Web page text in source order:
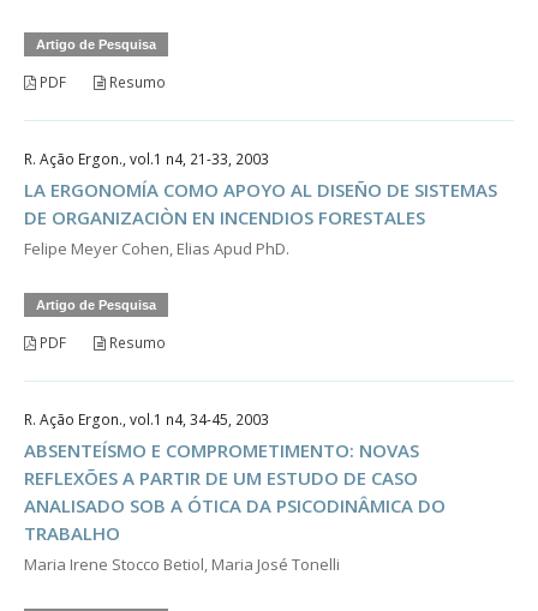
Artigo de Pesquisa
PDF Resumo
R. Ação Ergon., vol.1 n4, 21-33, 2003
LA ERGONOMÍA COMO APOYO AL DISEÑO DE SISTEMAS
DE ORGANIZACIÒN EN INCENDIOS FORESTALES
Felipe Meyer Cohen, Elias Apud PhD.
Artigo de Pesquisa
PDF Resumo
R. Ação Ergon., vol.1 n4, 34-45, 2003
ABSENTEÍSMO E COMPROMETIMENTO: NOVAS
REFLEXÕES A PARTIR DE UM ESTUDO DE CASO
ANALISADO SOB A ÓTICA DA PSICODINÂMICA DO
TRABALHO
Maria Irene Stocco Betiol, Maria José Tonelli